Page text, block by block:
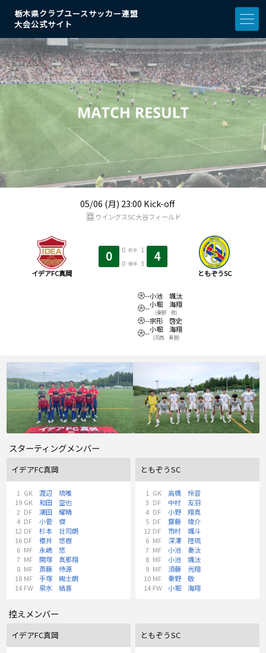
栃木県クラブユースサッカー連盟
大会公式サイト
05/06 (月) 23:00 Kick-off
イデアFC真岡
0 0 前半
1
0 後半 3 4
ともぞうSC
--小池 颯汰
--小堀 海翔
(秦野 敬)
--宗形 啓史
--小堀 海翔
(河西 奏良)
ウイングスSC大谷フィールド
スターティングメンバー
イデアFC真岡
1 GK
渡辺 琉唯
19 GK
和田 空也
2 DF
潮田 耀晴
4 DF
小菅 傑
12 DF
杉本 壮司朗
16 DF
櫻井 悠樹
6 MF
永嶋 悠
7 MF
関塚 真那翔
8 MF
斎藤 侍源
18 MF
手塚 絢士朗
14 FW 泉水 結喜
ともぞうSC
1 GK
高橋 伶音
3 DF
中村 友羽
4 DF
小野 翔真
5 DF
齋藤 竣介
12 DF
市村 颯斗
6 MF
深澤 陸琉
7 MF
小池 奏汰
8 MF
小池 颯汰
9 MF
須藤 光翔
10 MF
秦野 敬
14 FW 小堀 海翔
控えメンバー
イデアFC真岡 ともぞうSC